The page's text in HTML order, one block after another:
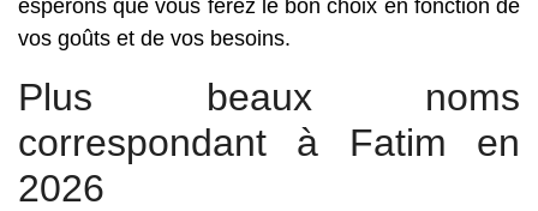
espérons que vous ferez le bon choix en fonction de
vos goûts et de vos besoins.
Plus beaux noms
correspondant à Fatim en
2026